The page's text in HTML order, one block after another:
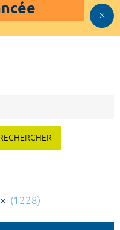
(1228)